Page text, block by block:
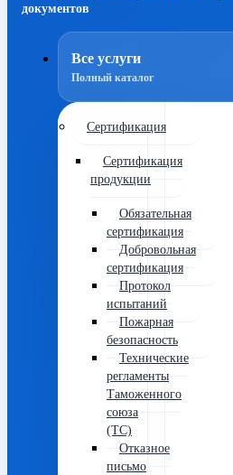
документов
Все услуги
Полный каталог
Сертификация
Сертификация
продукции
Обязательная
сертификация
Добровольная
сертификация
Протокол
испытаний
Пожарная
безопасность
Технические
регламенты
Таможенного
союза
(ТС)
Отказное
письмо